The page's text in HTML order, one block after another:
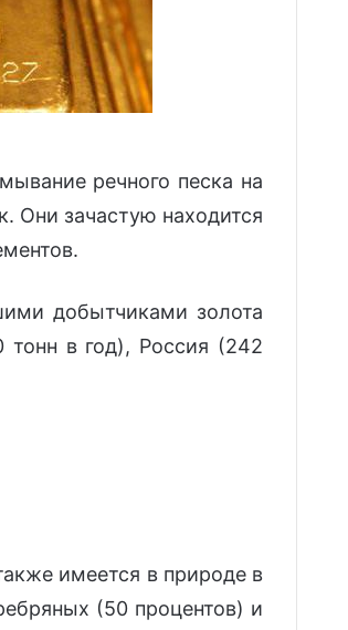
речного песка на
Они зачастую находится
добытчиками золота
тонн в год), Россия (242
имеется в природе в
(50 процентов) и